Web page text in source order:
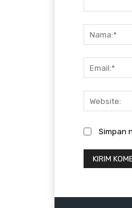
Simpan